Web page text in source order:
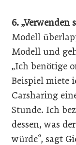
6.
Modell
Modell und
„Ich benötige
Beispiel miete
Carsharing
Stunde. Ich
dessen, was
würde“, sagt